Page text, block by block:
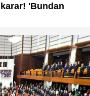
'Bundan